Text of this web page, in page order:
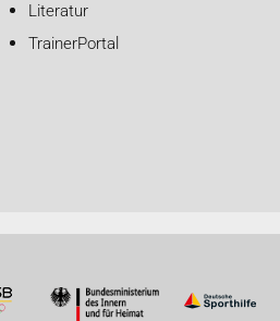
Literatur
TrainerPortal